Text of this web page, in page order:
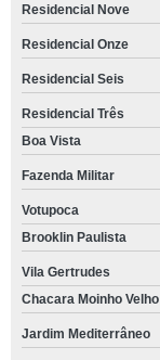
Residencial Nove
Residencial Onze
Residencial Seis
Residencial Três
Boa Vista
Fazenda Militar
Votupoca
Brooklin Paulista
Vila Gertrudes
Chacara Moinho Velho
Jardim Mediterrâneo